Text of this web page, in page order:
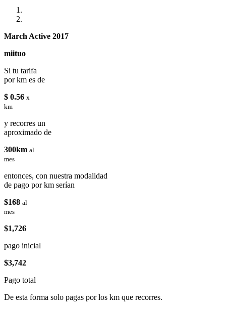
March Active 2017
miituo
Si tu tarifa
por km es de
$ 0.56 x
km
y recorres un
aproximado de
300km al
mes
entonces, con nuestra modalidad
de pago por km serían
$168 al
mes
$1,726
pago inicial
$3,742
Pago total
De esta forma solo pagas por los km que recorres.